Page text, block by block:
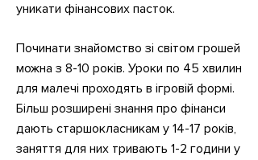
уникати фінансових пасток.
Починати знайомство зі світом грошей
можна з 8-10 років. Уроки по 45 хвилин
для малечі проходять в ігровій формі.
Більш розширені знання про фінанси
дають старшокласникам у 14-17 років,
заняття для них тривають 1-2 години у